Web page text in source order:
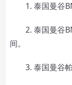
1. 泰国曼谷
2. 泰国曼谷
间。
3. 泰国曼谷帕